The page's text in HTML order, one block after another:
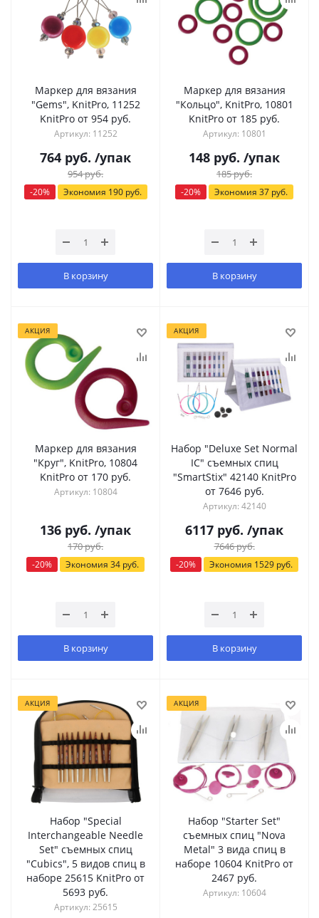
Маркер для вязания
"Gems", KnitPro, 11252
KnitPro от 954 руб.
Артикул: 11252
764 руб. /упак
954руб.
-20% Экономия 190руб.
В корзину
Маркер для вязания
"Кольцо", KnitPro, 10801
KnitPro от 185 руб.
Артикул: 10801
148 руб. /упак
185руб.
-20% Экономия 37 руб.
В корзину
АКЦИЯ
Маркер для вязания
"Круг", KnitPro, 10804
KnitPro от 170 руб.
Артикул: 10804
136 руб. /упак
170руб.
-20% Экономия 34 руб.
В корзину
АКЦИЯ
Набор "Deluxe Set Normal
IC" съемных спиц
"SmartStix" 42140 KnitPro
от 7646 руб.
Артикул: 42140
6117 руб. /упак
7646руб.
-20% Экономия 1529 руб.
В корзину
АКЦИЯ
Набор "Special
Interchangeable Needle
Set" съемных спиц
"Cubics", 5 видов спиц в
наборе 25615 KnitPro от
5693 руб.
Артикул: 25615
АКЦИЯ
Набор "Starter Set"
съемных спиц "Nova
Metal" 3 вида спиц в
наборе 10604 KnitPro от
2467 руб.
Артикул: 10604